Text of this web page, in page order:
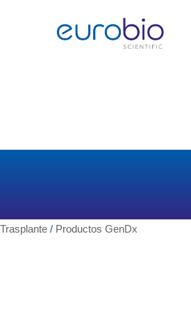
Trasplante / Productos GenDx